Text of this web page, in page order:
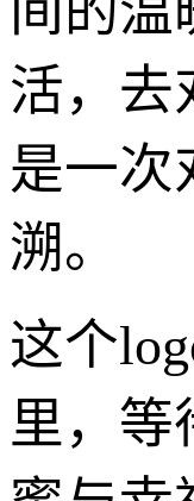
间的温
活，去
是一次
溯。
这个
里，